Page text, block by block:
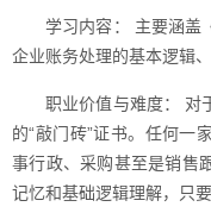
学习内容： 主要涵盖
企业账务处理的基本逻辑
职业价值与难度： 对
的“敲门砖”证书。任何一
事行政、采购甚至是销售
记忆和基础逻辑理解，只